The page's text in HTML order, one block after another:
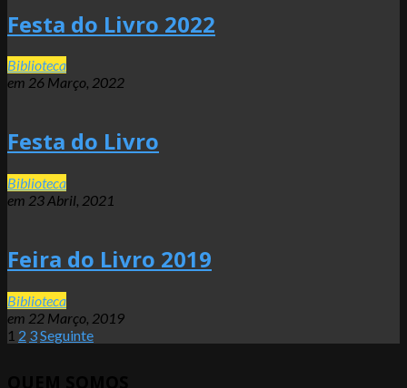
Festa do Livro 2022
2022-
03-
Biblioteca
em 26 Março, 2022
Festa do Livro
2021-
04-
Biblioteca
em 23 Abril, 2021
Feira do Livro 2019
2019-
03-
22
Biblioteca
em 22 Março, 2019
Paginação
1 2 3Seguinte